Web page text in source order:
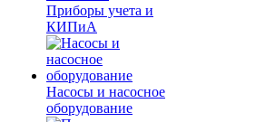
Приборы учета и
КИПиА
Насосы и насосное
оборудование